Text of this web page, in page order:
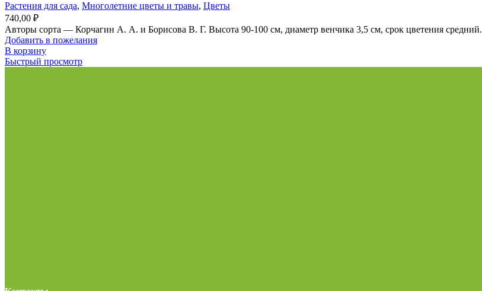
Растения для сада, Многолетние цветы и травы, Цветы
740,00 ₽
Авторы сорта — Корчагин А. А. и Борисова В. Г. Высота 90-100 см, диаметр венчика 3,5 см, срок цветения средний.
Добавить в пожелания
В корзину
Быстрый просмотр